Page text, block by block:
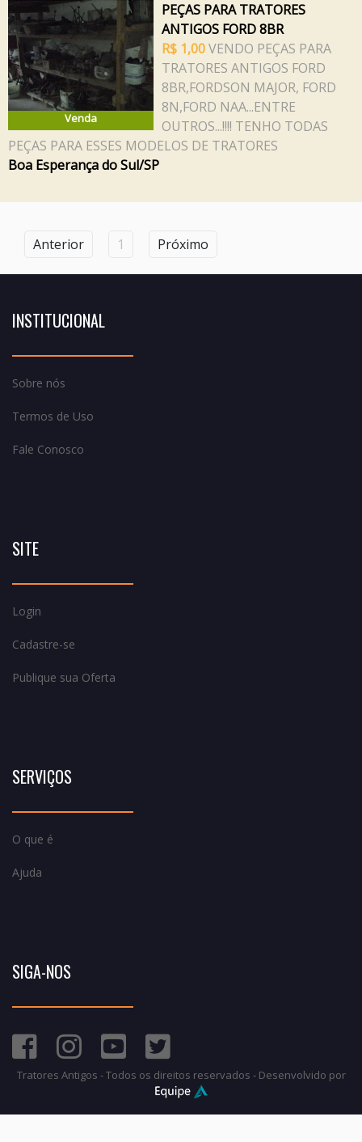
Venda
PEÇAS PARA TRATORES
ANTIGOS FORD 8BR
R$ 1,00VENDO PEÇAS PARA
TRATORES ANTIGOS FORD
8BR,FORDSON MAJOR, FORD
8N,FORD NAA...ENTRE
OUTROS...!!!! TENHO TODAS
PEÇAS PARA ESSES MODELOS DE TRATORES
Boa Esperança do Sul/SP
Anterior 1 Próximo
INSTITUCIONAL
Sobre nós
Termos de Uso
Fale Conosco
SITE
Login
Cadastre-se
Publique sua Oferta
SERVIÇOS
O que é
Ajuda
SIGA-NOS
Tratores Antigos - Todos os direitos reservados - Desenvolvido por